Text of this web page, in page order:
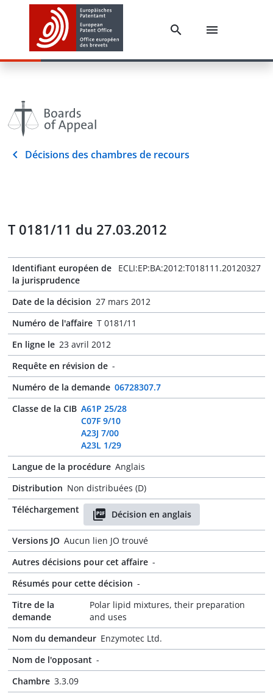
Décisions des chambres de recours
T 0181/11 du 27.03.2012
Identifiant européen de
la jurisprudence
ECLI:EP:BA:2012:T018111.20120327
Date de la décision 27 mars 2012
Numéro de l'affaire T 0181/11
En ligne le 23 avril 2012
Requête en révision de -
Numéro de la demande 06728307.7
Classe de la CIB A61P 25/28
C07F 9/10
A23J 7/00
A23L 1/29
Langue de la procédure Anglais
Distribution Non distribuées (D)
Téléchargement
Décision en anglais
Versions JO Aucun lien JO trouvé
Autres décisions pour cet affaire -
Résumés pour cette décision -
Titre de la
demande
Polar lipid mixtures, their preparation
and uses
Nom du demandeur Enzymotec Ltd.
Nom de l'opposant -
Chambre 3.3.09